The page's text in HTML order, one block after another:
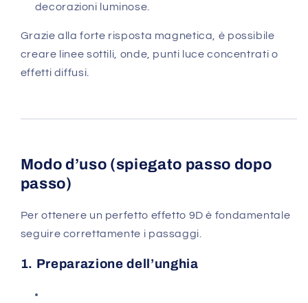
decorazioni luminose.
Grazie alla forte risposta magnetica, è possibile
creare linee sottili, onde, punti luce concentrati o
effetti diffusi.
Modo d’uso (spiegato passo dopo
passo)
Per ottenere un perfetto effetto 9D è fondamentale
seguire correttamente i passaggi.
1. Preparazione dell’unghia